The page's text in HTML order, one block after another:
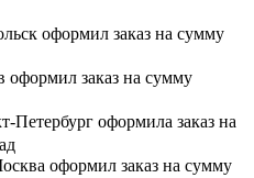
оформил заказ на сумму
оформил заказ на сумму
Петербург оформила заказ на
оформил заказ на сумму